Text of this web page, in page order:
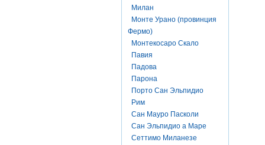
Милан
Монте Урано (провинция
Фермо)
Монтекосаро Скало
Павия
Падова
Парона
Порто Сан Эльпидио
Рим
Сан Мауро Пасколи
Сан Эльпидио а Маре
Сеттимо Миланезе